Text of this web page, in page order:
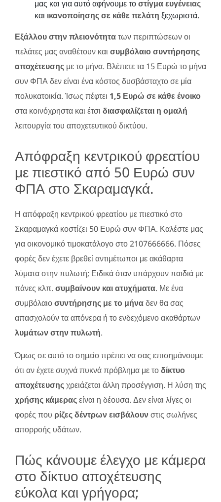
μας και για αυτό αφήνουμε τοστίγμα ευγένειας
και ικανοποίησης σε κάθε πελάτη ξεχωριστά.
Εξάλλου στην πλειονότητατων περιπτώσεων οι
πελάτες μας αναθέτουν και συμβόλαιο συντήρησης
αποχέτευσης με το μήνα. Βλέπετε τα 15 Ευρώ το μήνα
συν ΦΠΑ δεν είναι ένα κόστος δυσβάσταχτο σε μία
πολυκατοικία. Ίσως πέφτει 1,5 Ευρώ σε κάθε ένοικο
στα κοινόχρηστα και έτσι διασφαλίζεται η ομαλή
λειτουργία του αποχετευτικού δικτύου.
Απόφραξη κεντρικού φρεατίου
με πιεστικό από 50 Ευρώ συν
ΦΠΑ στο Σκαραμαγκά.
Η απόφραξη κεντρικού φρεατίου με πιεστικό στο
Σκαραμαγκά κοστίζει 50 Ευρώ συν ΦΠΑ. Καλέστε μας
για οικονομικό τιμοκατάλογο στο 2107666666. Πόσες
φορές δεν έχετε βρεθεί αντιμέτωποι με ακάθαρτα
λύματα στην πυλωτή; Ειδικά όταν υπάρχουν παιδιά με
πάνες κλπ. συμβαίνουν και ατυχήματα. Με ένα
συμβόλαιοσυντήρησης με το μήναδεν θα σας
απασχολούν τα απόνερα ή το ενδεχόμενο ακαθάρτων
λυμάτων στην πυλωτή.
Όμως σε αυτό το σημείο πρέπει να σας επισημάνουμε
ότι αν έχετε συχνά πυκνά πρόβλημα με τοδίκτυο
αποχέτευσηςχρειάζεται άλλη προσέγγιση. Η λύση της
χρήσης κάμεραςείναι η δέουσα. Δεν είναι λίγες οι
φορές που ρίζες δέντρων εισβάλουνστις σωλήνες
απορροής υδάτων.
Πώς κάνουμε έλεγχο με κάμερα
στο δίκτυο αποχέτευσης
εύκολα και γρήγορα;